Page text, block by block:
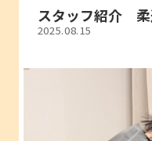
スタッフ紹介
2025.08.15